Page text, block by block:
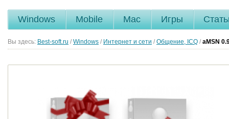
Windows Mobile Mac Игры
Вы здесь: Best-soft.ru / Windows / Интернет и сети / Общение, ICQ / aMSN